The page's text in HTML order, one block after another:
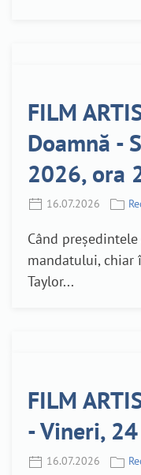
FILM
Doamnă -
2026, ora
16.07.2026
Când
mandatului, chiar
Taylor...
FILM
- Vineri,
16.07.2026